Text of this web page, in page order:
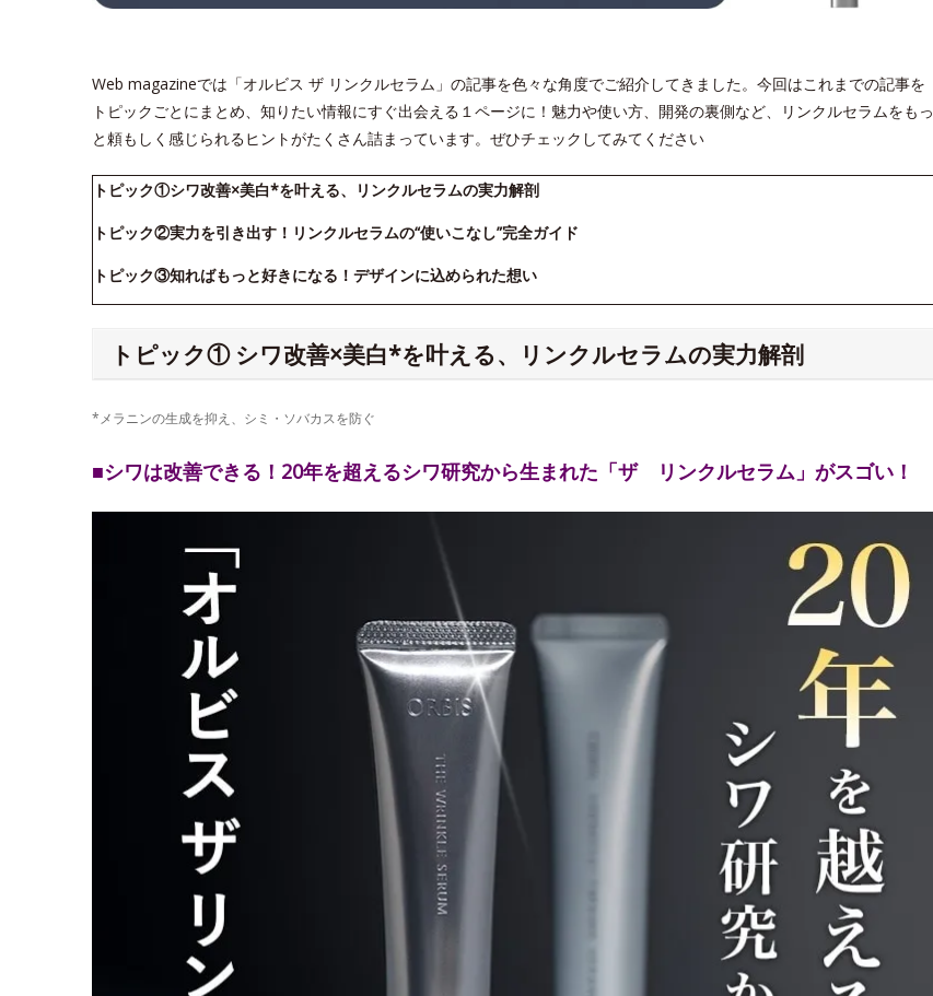
Web magazineでは「オルビス ザ リンクルセラム」の記事を色々な角度でご紹介してきました。今回はこれまでの記事を
トピックごとにまとめ、知りたい情報にすぐ出会える１ページに！魅力や使い方、開発の裏側など、リンクルセラムをもっ
と頼もしく感じられるヒントがたくさん詰まっています。ぜひチェックしてみてください
トピック①シワ改善×美白*を叶える、リンクルセラムの実力解剖
トピック②実力を引き出す！リンクルセラムの“使いこなし”完全ガイド
トピック③知ればもっと好きになる！デザインに込められた想い
トピック① シワ改善×美白*を叶える、リンクルセラムの実力解剖
*メラニンの生成を抑え、シミ・ソバカスを防ぐ
■シワは改善できる！20年を超えるシワ研究から生まれた「ザ リンクルセラム」がスゴい！